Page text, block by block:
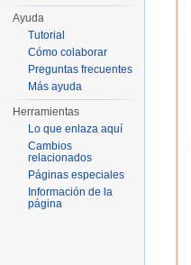
Ayuda
Tutorial
Cómo colaborar
Preguntas frecuentes
Más ayuda
Herramientas
Lo que enlaza aquí
Cambios
relacionados
Páginas especiales
Información de la
página